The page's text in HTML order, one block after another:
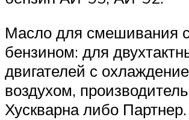
Масло для смешивания
бензином: для
двигателей с
воздухом,
Хускварна либо Партнер.